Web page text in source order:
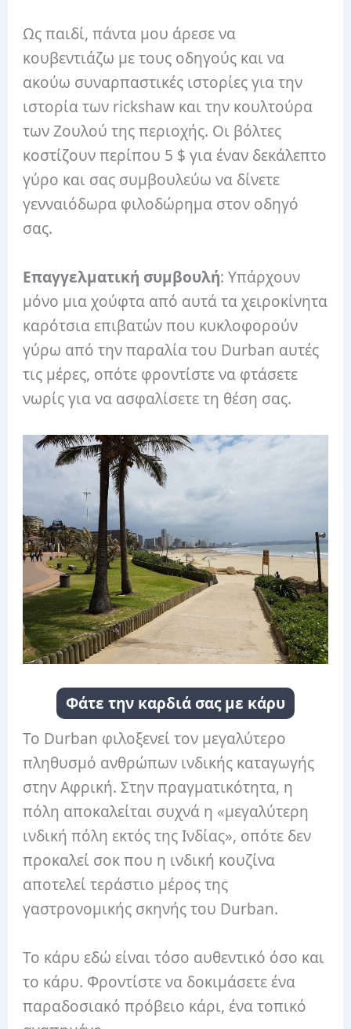
Ως παιδί, πάντα μου άρεσε να
κουβεντιάζω με τους οδηγούς και να
ακούω συναρπαστικές ιστορίες για την
ιστορία των rickshaw και την κουλτούρα
των Ζουλού της περιοχής. Οι βόλτες
κοστίζουν περίπου 5 $ για έναν δεκάλεπτο
γύρο και σας συμβουλεύω να δίνετε
γενναιόδωρα φιλοδώρημα στον οδηγό
σας.
Επαγγελματική συμβουλή: Υπάρχουν
μόνο μια χούφτα από αυτά τα χειροκίνητα
καρότσια επιβατών που κυκλοφορούν
γύρω από την παραλία του Durban αυτές
τις μέρες, οπότε φροντίστε να φτάσετε
νωρίς για να ασφαλίσετε τη θέση σας.
Φάτε την καρδιά σας με κάρυ
Το Durban φιλοξενεί τον μεγαλύτερο
πληθυσμό ανθρώπων ινδικής καταγωγής
στην Αφρική. Στην πραγματικότητα, η
πόλη αποκαλείται συχνά η «μεγαλύτερη
ινδική πόλη εκτός της Ινδίας», οπότε δεν
προκαλεί σοκ που η ινδική κουζίνα
αποτελεί τεράστιο μέρος της
γαστρονομικής σκηνής του Durban.
Το κάρυ εδώ είναι τόσο αυθεντικό όσο και
το κάρυ. Φροντίστε να δοκιμάσετε ένα
παραδοσιακό πρόβειο κάρι, ένα τοπικό